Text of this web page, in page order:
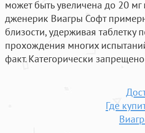
может быть увеличена до 20
дженерик Виагры Софт
близости, удерживая
прохождения многих
факт. Категорически
Где